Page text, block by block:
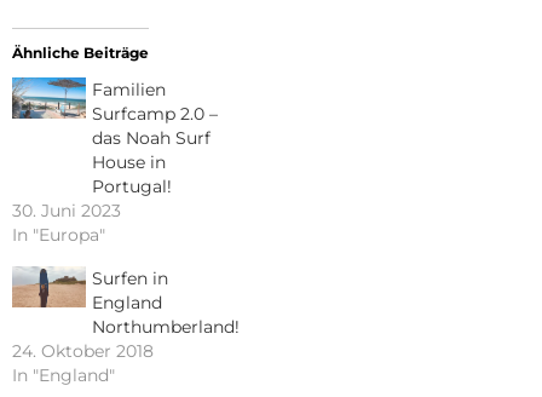
Ähnliche Beiträge
Familien
Surfcamp 2.0 –
das Noah Surf
House in
Portugal!
30. Juni 2023
In "Europa"
Surfen in
England
Northumberland!
24. Oktober 2018
In "England"